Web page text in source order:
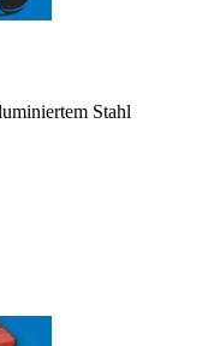
Stahl